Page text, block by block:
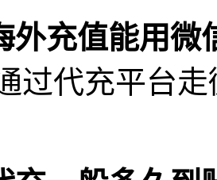
外充值能用微
过代充平台